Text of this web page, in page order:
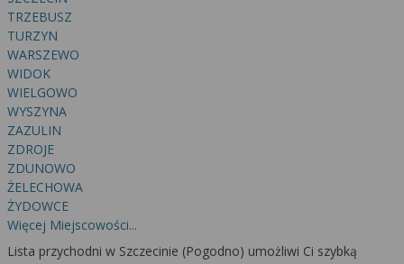
TRZEBUSZ
TURZYN
WARSZEWO
WIDOK
WIELGOWO
WYSZYNA
ZAZULIN
ZDROJE
ZDUNOWO
ŻELECHOWA
ŻYDOWCE
Więcej Miejscowości...
Lista przychodni w Szczecinie (Pogodno) umożliwi Ci szybką